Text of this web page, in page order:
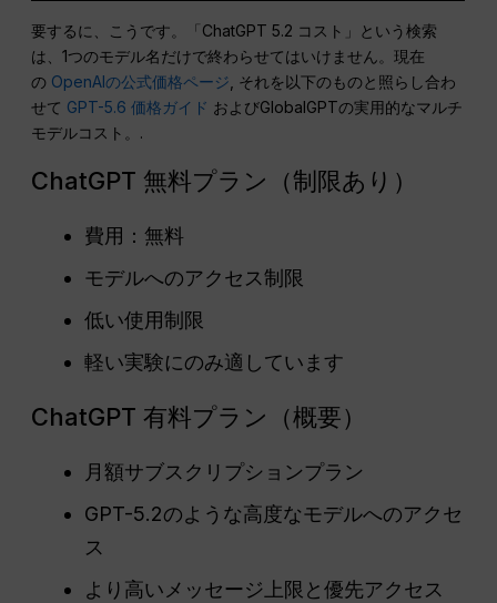
要するに、こうです。「ChatGPT 5.2 コスト」という検索
は、1つのモデル名だけで終わらせてはいけません。現在
の OpenAIの公式価格ページ , それを以下のものと照らし合わ
せて GPT-5.6 価格ガイド およびGlobalGPTの実用的なマルチ
モデルコスト。.
ChatGPT 無料プラン（制限あり）
費用：無料
モデルへのアクセス制限
低い使用制限
軽い実験にのみ適しています
ChatGPT 有料プラン（概要）
月額サブスクリプションプラン
GPT-5.2のような高度なモデルへのアクセ
ス
より高いメッセージ上限と優先アクセス